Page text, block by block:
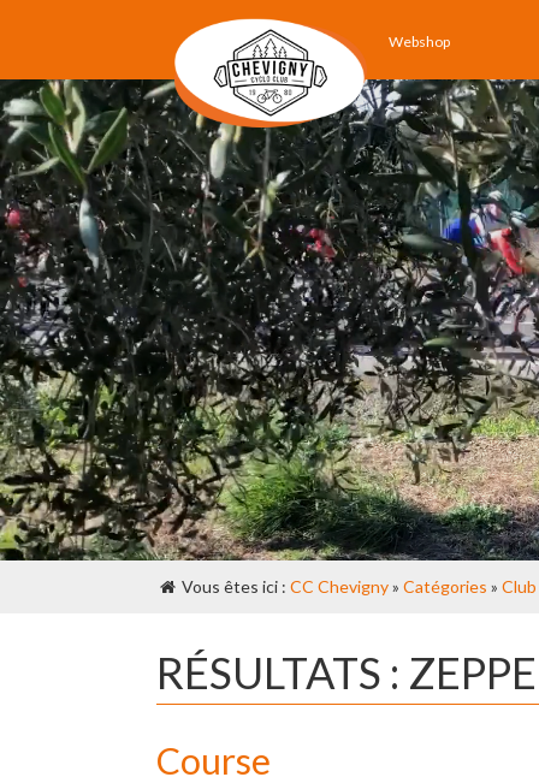
Webshop
Vous êtes ici : CC Chevigny» Catégories » Club
RÉSULTATS :
Course